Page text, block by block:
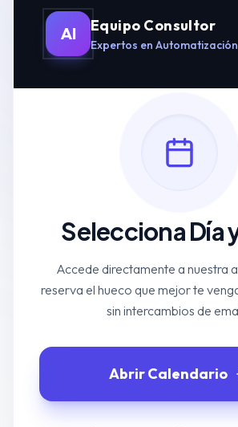
AI Equipo Consultor
Expertos en
Selecciona Día
Accede directamente a nuestra
reserva el hueco que mejor te
sin intercambios de
Abrir Calendario